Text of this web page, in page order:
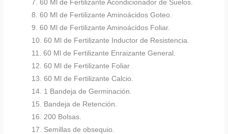
7. 60 Ml de Fertilizante Acondicionador de Suelos.
8. 60 Ml de Fertilizante Aminoácidos Goteo.
9. 60 Ml de Fertilizante Aminoácidos Foliar.
10. 60 Ml de Fertilizante Inductor de Resistencia.
11. 60 Ml de Fertilizante Enraizante General.
12. 60 Ml de Fertilizante Foliar
13. 60 Ml de Fertilizante Calcio.
14. 1 Bandeja de Germinación.
15. Bandeja de Retención.
16. 200 Bolsas.
17. Semillas de obsequio.